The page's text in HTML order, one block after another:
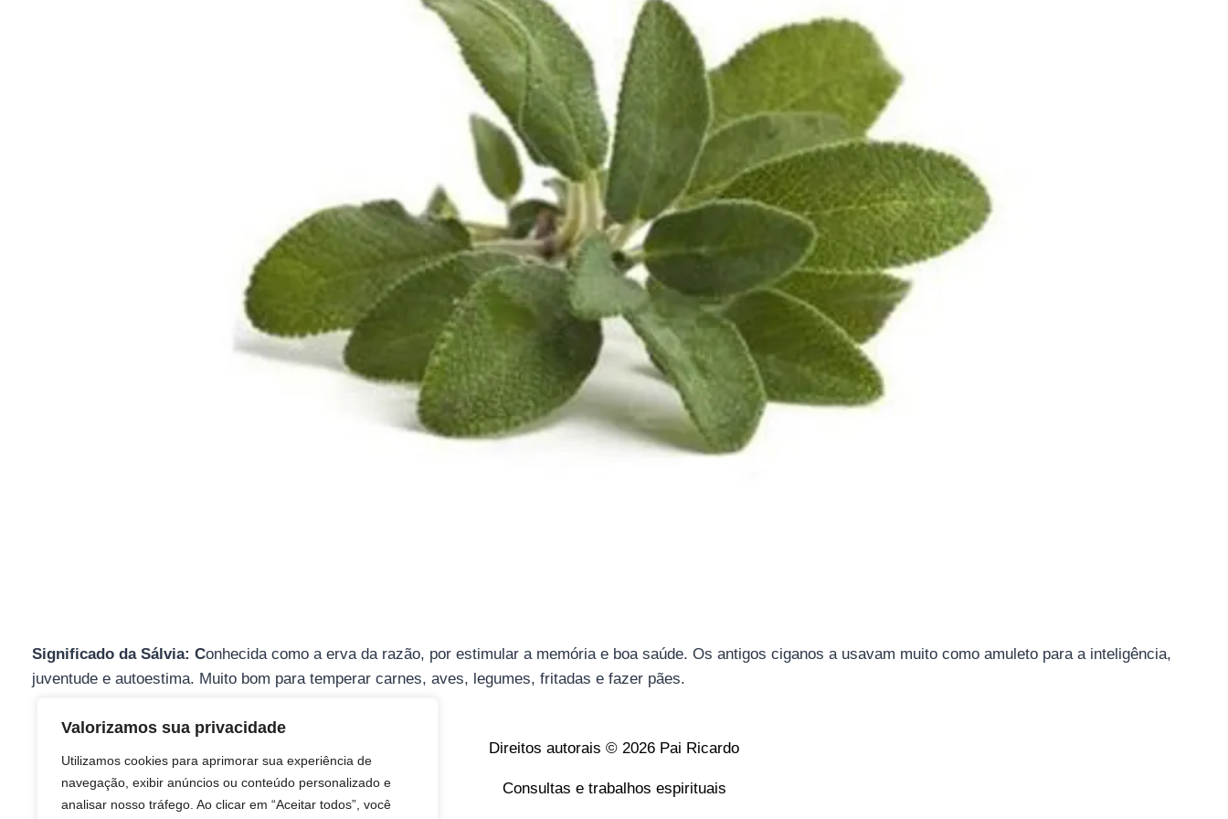
Valorizamos sua privacidade
Utilizamos cookies para aprimorar sua experiência de
navegação, exibir anúncios ou conteúdo personalizado e
analisar nosso tráfego. Ao clicar em “Aceitar todos”, você
Significado da Sálvia: Conhecida como a erva da razão, por estimular a memória e boa saúde. Os antigos ciganos a usavam muito como amuleto para a inteligência,
juventude e autoestima. Muito bom para temperar carnes, aves, legumes, fritadas e fazer pães.
Direitos autorais © 2026 Pai Ricardo
Consultas e trabalhos espirituais